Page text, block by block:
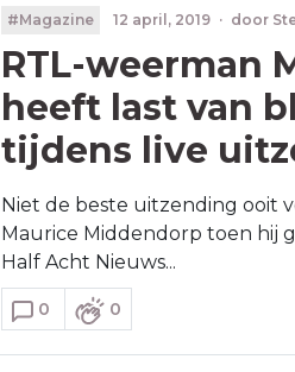
#Magazine 12 april, 2019 · door
RTL-weerman
heeft last van
tijdens live
Niet de beste uitzending ooit
Maurice Middendorp toen hij
Half Acht Nieuws...
0 0